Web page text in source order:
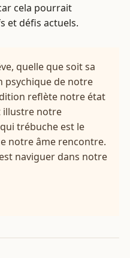
cela pourrait
et défis actuels.
quelle que soit sa
psychique de notre
reflète notre état
illustre notre
trébuche est le
notre âme rencontre.
naviguer dans notre